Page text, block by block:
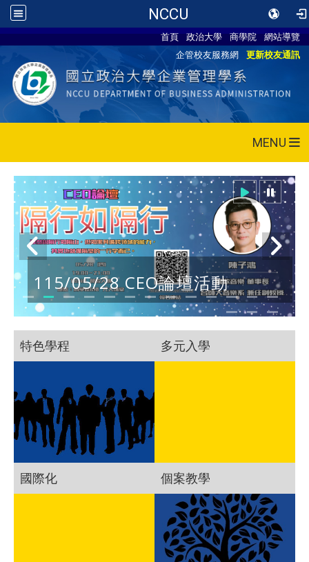
NCCU
首頁 政治大學 商學院
網站導覽
企管校友服務網
更新校友通訊
MENU
115/05/28 CEO論壇活動
特色學程 多元入學
國際化 個案教學